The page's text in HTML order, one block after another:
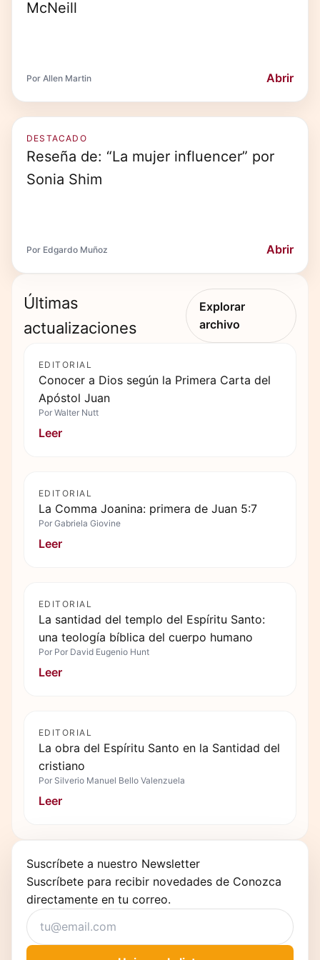
McNeill
Por Allen Martin Abrir
DESTACADO
Reseña de: “La mujer influencer” por
Sonia Shim
Por Edgardo Muñoz Abrir
Últimas
actualizaciones
Explorar
archivo
EDITORIAL
Conocer a Dios según la Primera Carta del
Apóstol Juan
Por Walter Nutt
Leer
EDITORIAL
La Comma Joanina: primera de Juan 5:7
Por Gabriela Giovine
Leer
EDITORIAL
La santidad del templo del Espíritu Santo:
una teología bíblica del cuerpo humano
Por Por David Eugenio Hunt
Leer
EDITORIAL
La obra del Espíritu Santo en la Santidad del
cristiano
Por Silverio Manuel Bello Valenzuela
Leer
Suscríbete a nuestro Newsletter
Suscríbete para recibir novedades de Conozca
directamente en tu correo.